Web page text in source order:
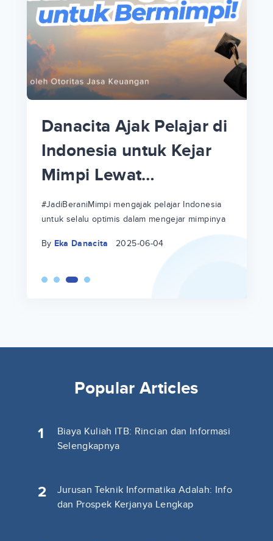
Danacita Ajak Pelajar di
Indonesia untuk Kejar
Mimpi Lewat
#JadiBeraniMimpi
#JadiBeraniMimpi mengajak pelajar Indonesia
untuk selalu optimis dalam mengejar mimpinya
By Eka Danacita 2025-06-04
Popular Articles
1
Biaya Kuliah ITB: Rincian dan Informasi
Selengkapnya
2
Jurusan Teknik Informatika Adalah: Info
dan Prospek Kerjanya Lengkap